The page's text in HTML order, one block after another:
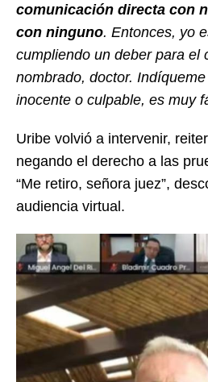
comunicación directa con
con ninguno. Entonces, yo
cumpliendo un deber para el
nombrado, doctor.
inocente o culpable, es muy
Uribe volvió a intervenir,
negando el derecho a las
“Me retiro, señora juez”,
audiencia virtual.